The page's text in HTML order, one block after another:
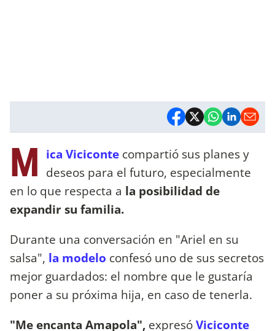
M ica Viciconte compartió sus planes y
deseos para el futuro, especialmente
en lo que respecta a la posibilidad de
expandir su familia.
Durante una conversación en "Ariel en su
salsa", la modelo confesó uno de sus secretos
mejor guardados: el nombre que le gustaría
poner a su próxima hija, en caso de tenerla.
"Me encanta Amapola", expresóViciconte